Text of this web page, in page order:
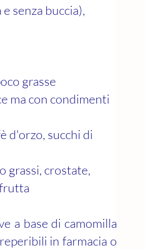
senza buccia),
grasse
ma con condimenti
d'orzo, succhi di
grassi, crostate,
a base di camomilla
in farmacia o